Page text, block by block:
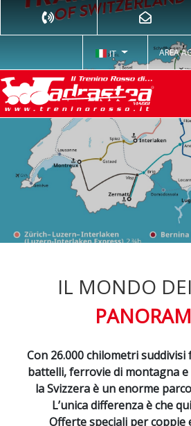
IT AREA
IL MONDO DEI
Con 26.000 chilometri
battelli, ferrovie di montagna
la Svizzera è un enorme
L’unica differenza è che
Offerte speciali per coppie